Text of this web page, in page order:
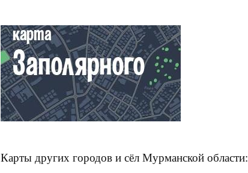
Карты других городов и сёл Мурманской области: